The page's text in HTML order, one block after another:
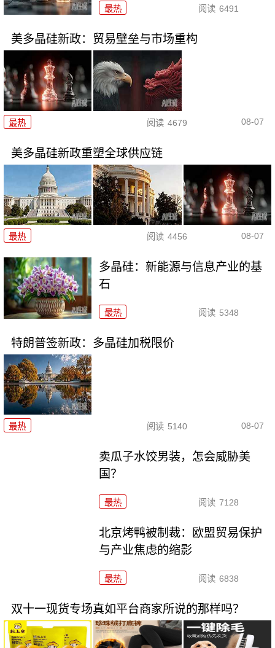
最热 阅读 6491
美多晶硅新政：贸易壁垒与市场重构
最热 阅读 4679 08-07
美多晶硅新政重塑全球供应链
最热 阅读 4456 08-07
多晶硅：新能源与信息产业的基
石
最热 阅读 5348
特朗普签新政：多晶硅加税限价
最热 阅读 5140 08-07
卖瓜子水饺男装，怎会威胁美
国？
最热 阅读 7128
北京烤鸭被制裁：欧盟贸易保护
与产业焦虑的缩影
最热 阅读 6838
双十一现货专场真如平台商家所说的那样吗？